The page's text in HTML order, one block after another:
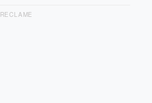
RECLAME